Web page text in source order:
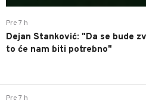
Pre 7 h
Dejan Stanković: "Da se bude
to će nam biti potrebno"
Pre 7 h